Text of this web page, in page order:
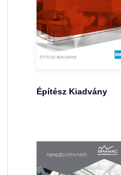
Építész Kiadvány